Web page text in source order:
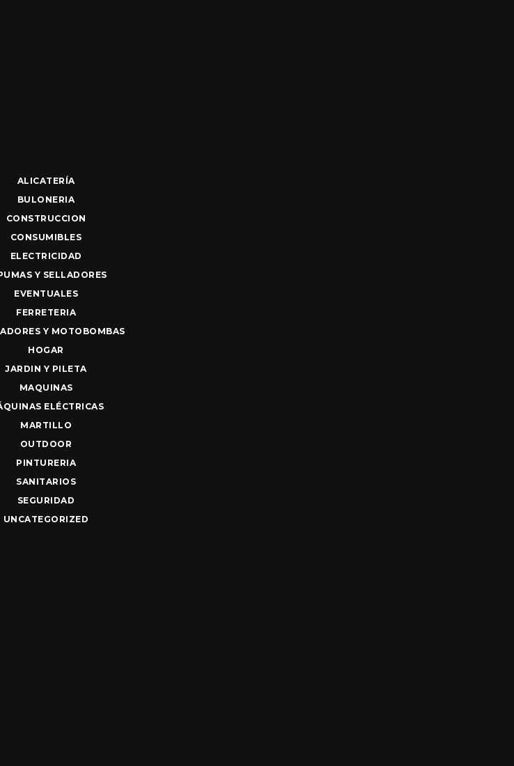
ALICATERÍA
BULONERIA
CONSTRUCCION
CONSUMIBLES
ELECTRICIDAD
Y SELLADORES
EVENTUALES
FERRETERIA
Y MOTOBOMBAS
HOGAR
JARDIN Y PILETA
MAQUINAS
ELÉCTRICAS
MARTILLO
OUTDOOR
PINTURERIA
SANITARIOS
SEGURIDAD
UNCATEGORIZED